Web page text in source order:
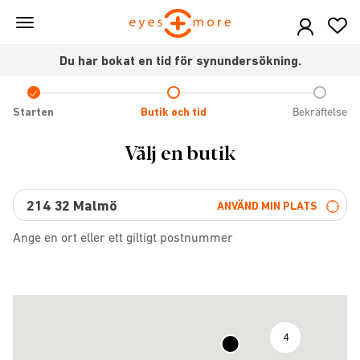
Skip
contentDu har bokat en tid för synundersökning.
Check
icon
Starten Butik och tid Bekräftelse
Välj en butik
ANVÄND MIN PLATS
Ange en ort eller ett giltigt postnummer
4